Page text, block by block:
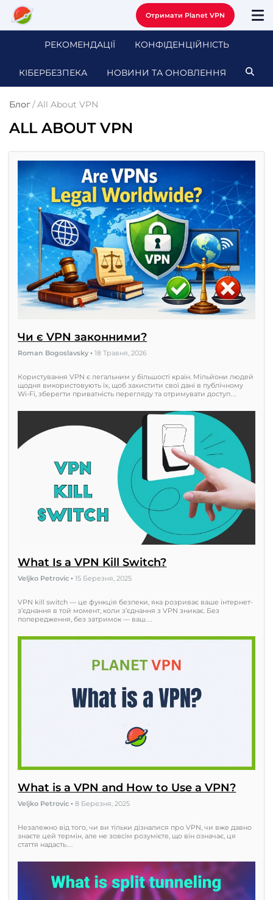
Отримати Planet VPN
РЕКОМЕНДАЦІЇ КОНФІДЕНЦІЙНІСТЬ
КІБЕРБЕЗПЕКА НОВИНИ ТА ОНОВЛЕННЯ
Блог/All About VPN
ALL ABOUT VPN
Чи є VPN законними?
Roman Bogoslavsky•18 Травня, 2026
Користування VPN є легальним у більшості країн. Мільйони людей
щодня використовують їх, щоб захистити свої дані в публічному
Wi-Fi, зберегти приватність перегляду та отримувати доступ…
What Is a VPN Kill Switch?
Veljko Petrovic•15 Березня, 2025
VPN kill switch — це функція безпеки, яка розриває ваше інтернет-
з’єднання в той момент, коли з’єднання з VPN зникає. Без
попередження, без затримок — ваш…
What is a VPN and How to Use a VPN?
Veljko Petrovic•8 Березня, 2025
Незалежно від того, чи ви тільки дізналися про VPN, чи вже давно
знаєте цей термін, але не зовсім розумієте, що він означає, ця
стаття надасть…